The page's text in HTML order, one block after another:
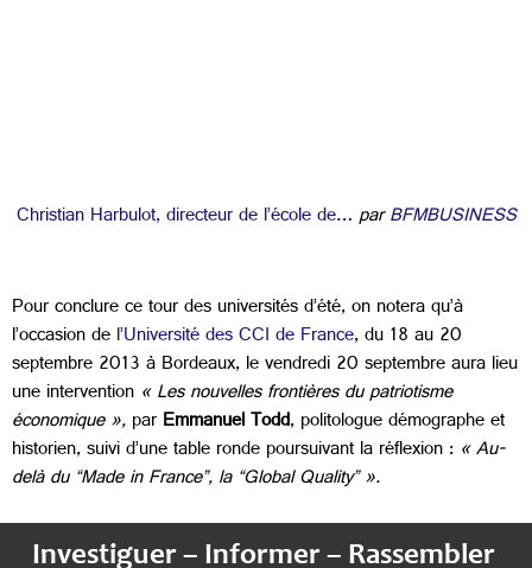
Christian Harbulot, directeur de l’école de…parBFMBUSINESS
Pour conclure ce tour des universités d’été, on notera qu’à
l’occasion del’Université des CCI de France, du 18 au 20
septembre 2013 à Bordeaux, le vendredi 20 septembre aura lieu
une intervention « Les nouvelles frontières du patriotisme
économique »,parEmmanuel Todd, politologue démographe et
historien, suivi d’une table ronde poursuivant la réflexion : « Au-
delà du “Made in France”, la “Global Quality” ».
Investiguer – Informer – Rassembler